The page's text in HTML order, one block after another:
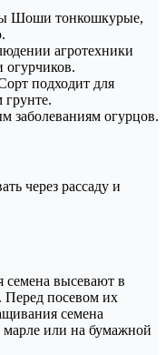
Шоши тонкошкурые,
агротехники
огурчиков.
подходит для
заболеваниям огурцов.
через рассаду и
высевают в
Перед посевом их
семена
или на бумажной